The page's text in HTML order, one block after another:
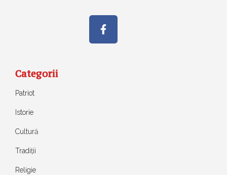
Categorii
Patriot
Istorie
Cultură
Tradiții
Religie